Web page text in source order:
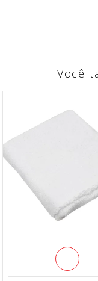
produtos são
garante para a
Prisma - Schmidt
mais requinte e
- 1 Prato de
MATERIAL
Porcelana
CARACTERÍSTICAS
- Não vai ao
*Imagens
Você